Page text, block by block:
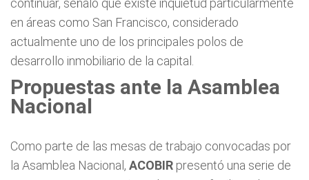
continuar, señaló que existe inquietud particularmente
en áreas como San Francisco, considerado
actualmente uno de los principales polos de
desarrollo inmobiliario de la capital.
Propuestas ante la Asamblea
Nacional
Como parte de las mesas de trabajo convocadas por
la Asamblea Nacional, ACOBIR presentó una serie de